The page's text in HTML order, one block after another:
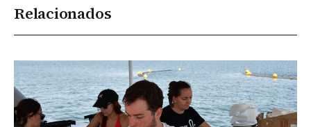
Relacionados